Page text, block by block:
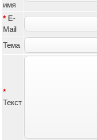
имя
* E-
Mail
Тема
*
Текст